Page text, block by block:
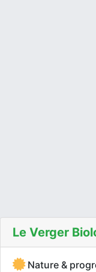
Le Verger
Nature &